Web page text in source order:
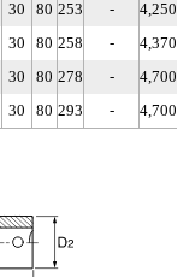
30 80 253 -
4,250
30 80 258 -
4,370
30 80 278 -
4,700
30 80 293 - 4,700